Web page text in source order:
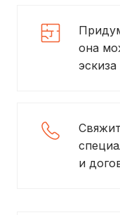
она
и